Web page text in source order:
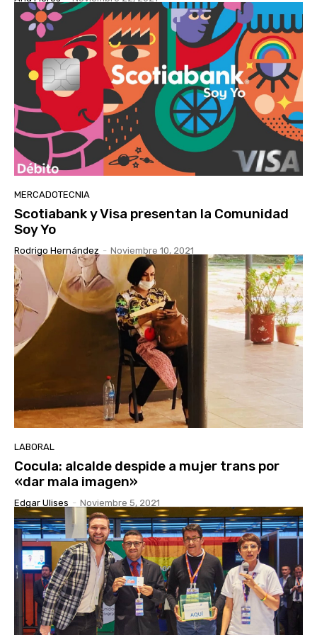
MERCADOTECNIA
Scotiabank y Visa presentan la Comunidad
Soy Yo
Rodrigo Hernández - Noviembre 10, 2021
LABORAL
Cocula: alcalde despide a mujer trans por
«dar mala imagen»
Edgar Ulises - Noviembre 5, 2021